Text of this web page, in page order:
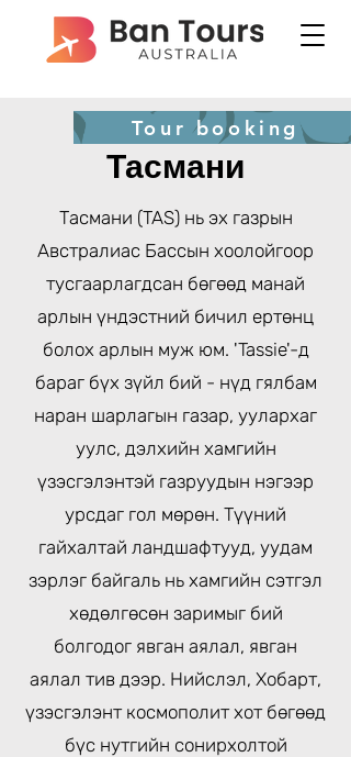
Tour booking
Тасмани
Тасмани (TAS) нь эх газрын
Австралиас Бассын хоолойгоор
тусгаарлагдсан бөгөөд манай
арлын үндэстний бичил ертөнц
болох арлын муж юм. 'Tassie'-д
бараг бүх зүйл бий - нүд гялбам
наран шарлагын газар, уулархаг
уулс, дэлхийн хамгийн
үзэсгэлэнтэй газруудын нэгээр
урсдаг гол мөрөн. Түүний
гайхалтай ландшафтууд, уудам
зэрлэг байгаль нь хамгийн сэтгэл
хөдөлгөсөн заримыг бий
болгодог явган аялал, явган
аялал тив дээр. Нийслэл, Хобарт,
үзэсгэлэнт космополит хот бөгөөд
бүс нутгийн сонирхолтой